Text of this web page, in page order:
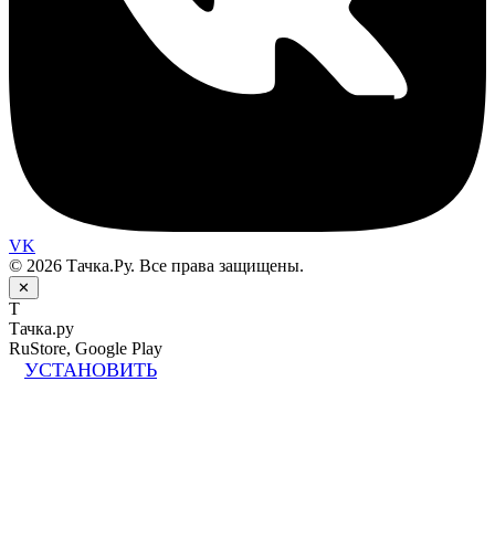
VK
© 2026 Тачка.Ру. Все права защищены.
✕
Т
Тачка.ру
RuStore, Google Play
УСТАНОВИТЬ